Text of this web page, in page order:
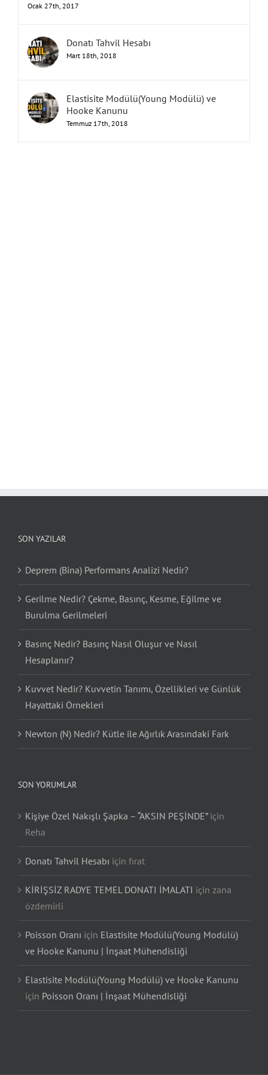
Ocak 27th, 2017
Donatı Tahvil Hesabı
Mart 18th, 2018
Elastisite Modülü(Young Modülü) ve
Hooke Kanunu
Temmuz 17th, 2018
SON YAZILAR
Deprem (Bina) Performans Analizi Nedir?
Gerilme Nedir? Çekme, Basınç, Kesme, Eğilme ve
Burulma Gerilmeleri
Basınç Nedir? Basınç Nasıl Oluşur ve Nasıl
Hesaplanır?
Kuvvet Nedir? Kuvvetin Tanımı, Özellikleri ve Günlük
Hayattaki Örnekleri
Newton (N) Nedir? Kütle ile Ağırlık Arasındaki Fark
SON YORUMLAR
Kişiye Özel Nakışlı Şapka – “AKSIN PEŞİNDE”için
Reha
Donatı Tahvil Hesabı için fırat
KİRİŞSİZ RADYE TEMEL DONATI İMALATI için zana
özdemirli
Poisson Oranı için Elastisite Modülü(Young Modülü)
ve Hooke Kanunu | İnşaat Mühendisliği
Elastisite Modülü(Young Modülü) ve Hooke Kanunu
için Poisson Oranı | İnşaat Mühendisliği